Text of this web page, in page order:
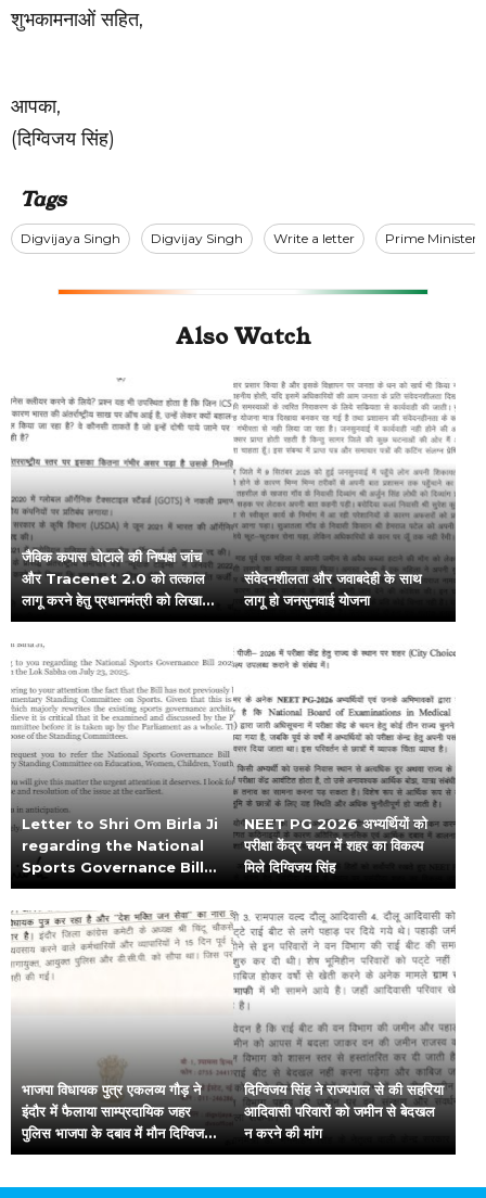
शुभकामनाओं सहित,
आपका,
(दिग्विजय सिंह)
Tags
Digvijaya Singh Digvijay Singh Write a letter Prime Minister
Also Watch
जैविक कपास घोटाले की निष्पक्ष जांच
और Tracenet 2.0 को तत्काल
लागू करने हेतु प्रधानमंत्री को लिखा
पत्र
संवेदनशीलता और जवाबदेही के साथ
लागू हो जनसुनवाई योजना
Letter to Shri Om Birla Ji
regarding the National
Sports Governance Bill
2025
NEET PG 2026 अभ्यर्थियों को
परीक्षा केंद्र चयन में शहर का विकल्प
मिले दिग्विजय सिंह
भाजपा विधायक पुत्र एकलव्य गौड़ ने
इंदौर में फैलाया साम्प्रदायिक जहर
पुलिस भाजपा के दबाव में मौन दिग्विजय
सिंह
दिग्विजय सिंह ने राज्यपाल से की सहरिया
आदिवासी परिवारों को जमीन से बेदखल
न करने की मांग